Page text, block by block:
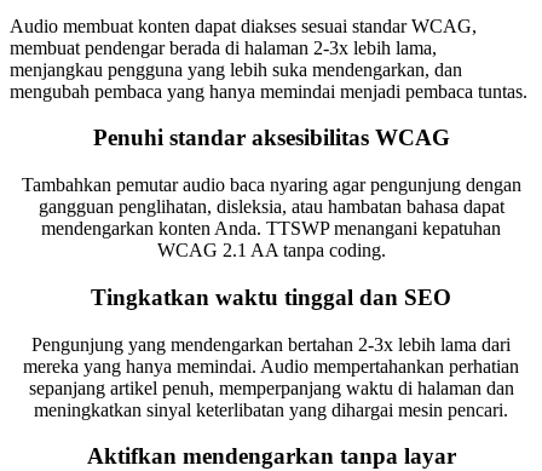
Audio membuat konten dapat diakses sesuai standar WCAG,
membuat pendengar berada di halaman 2-3x lebih lama,
menjangkau pengguna yang lebih suka mendengarkan, dan
mengubah pembaca yang hanya memindai menjadi pembaca tuntas.
Penuhi standar aksesibilitas WCAG
Tambahkan pemutar audio baca nyaring agar pengunjung dengan
gangguan penglihatan, disleksia, atau hambatan bahasa dapat
mendengarkan konten Anda. TTSWP menangani kepatuhan
WCAG 2.1 AA tanpa coding.
Tingkatkan waktu tinggal dan SEO
Pengunjung yang mendengarkan bertahan 2-3x lebih lama dari
mereka yang hanya memindai. Audio mempertahankan perhatian
sepanjang artikel penuh, memperpanjang waktu di halaman dan
meningkatkan sinyal keterlibatan yang dihargai mesin pencari.
Aktifkan mendengarkan tanpa layar